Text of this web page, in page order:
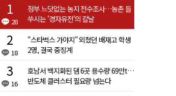
28
정부 느닷없는 농지 전수조사…농촌 들
쑤시는 '경자유전'의 칼날
18
"스타벅스 가야지" 외쳤던 배재고 학생
2명, 결국 중징계
16
호남서 백지화된 댐 6곳 용수량 69만t…
반도체 클러스터 필요량 넘는다